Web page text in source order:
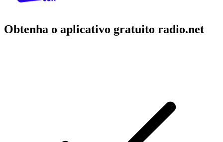
Obtenha o aplicativo gratuito radio.net